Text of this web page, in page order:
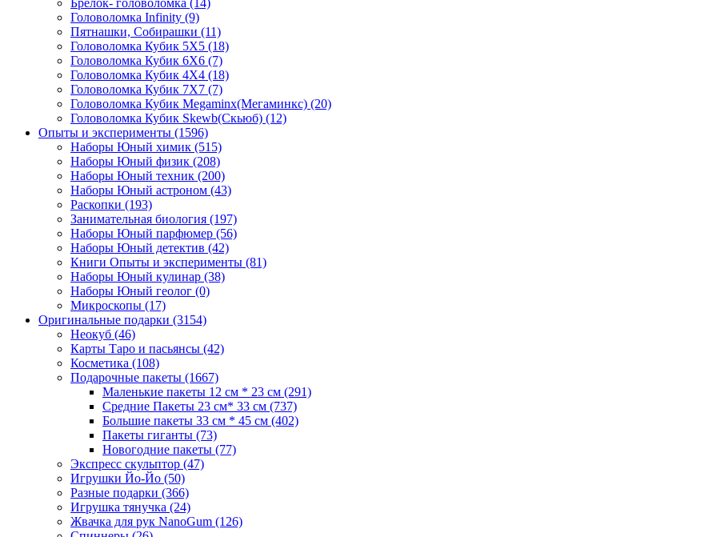
Брелок- головоломка (14)
Головоломка Infinity (9)
Пятнашки, Собирашки (11)
Головоломка Кубик 5Х5 (18)
Головоломка Кубик 6Х6 (7)
Головоломка Кубик 4Х4 (18)
Головоломка Кубик 7Х7 (7)
Головоломка Кубик Megaminx(Мегаминкс) (20)
Головоломка Кубик Skewb(Скьюб) (12)
Опыты и эксперименты (1596)
Наборы Юный химик (515)
Наборы Юный физик (208)
Наборы Юный техник (200)
Наборы Юный астроном (43)
Раскопки (193)
Занимательная биология (197)
Наборы Юный парфюмер (56)
Наборы Юный детектив (42)
Книги Опыты и эксперименты (81)
Наборы Юный кулинар (38)
Наборы Юный геолог (0)
Микроскопы (17)
Оригинальные подарки (3154)
Неокуб (46)
Карты Таро и пасьянсы (42)
Косметика (108)
Подарочные пакеты (1667)
Маленькие пакеты 12 см * 23 см (291)
Средние Пакеты 23 см* 33 см (737)
Большие пакеты 33 см * 45 см (402)
Пакеты гиганты (73)
Новогодние пакеты (77)
Экспресс скульптор (47)
Игрушки Йо-Йо (50)
Разные подарки (366)
Игрушка тянучка (24)
Жвачка для рук NanoGum (126)